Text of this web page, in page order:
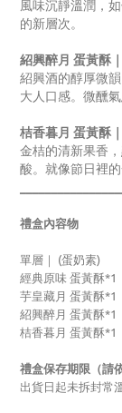
風味沉靜溫潤，
的新層次。
紹興醉月 蛋黃酥
紹興酒的醇厚微
大人口感。微醺
桔香暮月 蛋黃酥
金桔的清新果香
酸。就像節日裡
禮盒內容物
單層｜ (蛋奶素)
經典原味 蛋黃酥*1
芋皇藏月 蛋黃酥*1
紹興醉月 蛋黃酥*1
桔香暮月 蛋黃酥*1
禮盒保存期限（請
出貨日起未拆封常